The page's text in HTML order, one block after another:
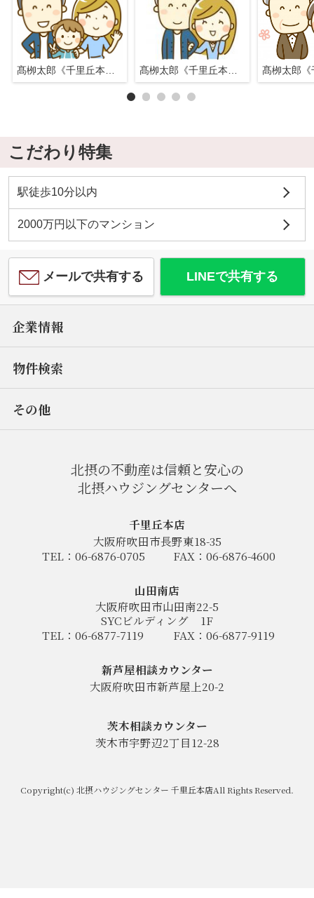
こだわり特集
駅徒歩10分以内
2000万円以下のマンション
メールで共有する LINEで共有する
企業情報
物件検索
その他
北摂の不動産は信頼と安心の
北摂ハウジングセンターへ
千里丘本店
大阪府吹田市長野東18-35
TEL：06-6876-0705
FAX：06-6876-4600
山田南店
大阪府吹田市山田南22-5
SYCビルディング
1F
TEL：06-6877-7119
FAX：06-6877-9119
新芦屋相談カウンター
大阪府吹田市新芦屋上20-2
茨木相談カウンター
茨木市宇野辺2丁目12-28
Copyright(c) 北摂ハウジングセンター 千里丘本店All Rights Reserved.